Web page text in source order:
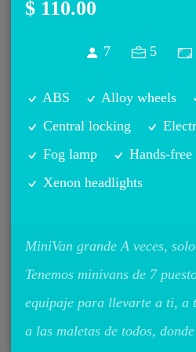
$ 110.00
7 5
ABS Alloy wheels
Central locking
Fog lamp
Hands-
Xenon headlights
MiniVan grande A veces,
Tenemos minivans de 7
equipaje para llevarte a ti, a
a las maletas de todos,